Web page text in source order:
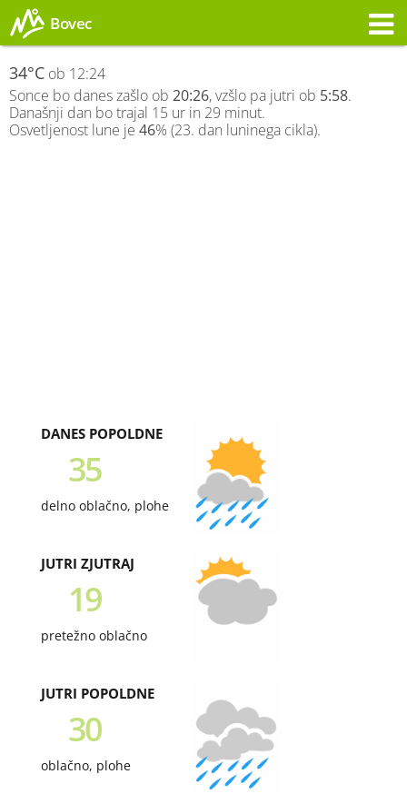
Bovec
34°C ob 12:24
Sonce bo danes zašlo ob 20:26, vzšlo pa jutri ob 5:58.
Današnji dan bo trajal 15 ur in 29 minut.
Osvetljenost lune je 46% (23. dan luninega cikla).
DANES POPOLDNE
35
delno oblačno, plohe
JUTRI ZJUTRAJ
19
pretežno oblačno
JUTRI POPOLDNE
30
oblačno, plohe